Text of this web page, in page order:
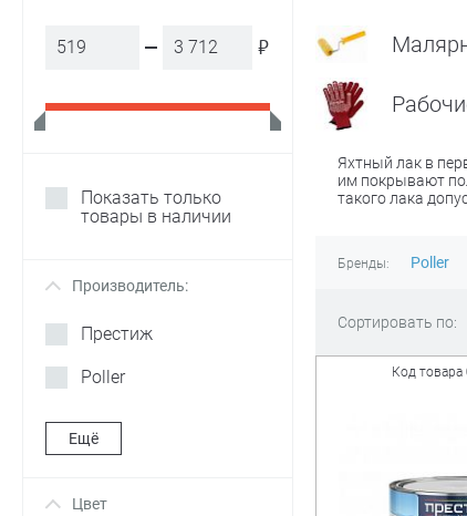
₽
Показать только
товары в наличии
+ Производитель:
Престиж
Poller
Ещё
+ Цвет
Яхтный лак в
им покрывают
такого лака
Бренды: Poller
Сортировать по:
Код товара